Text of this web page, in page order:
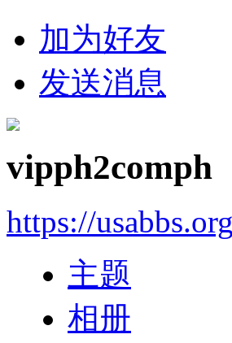
加为好友
发送消息
vipph2comph
https://
主题
相册